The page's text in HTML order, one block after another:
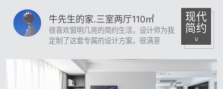
牛先生的家.三室两厅110㎡
很喜欢窗明几亮的简约生活，设计师为我
定制了这套专属的设计方案，很满意
现代
简约
V